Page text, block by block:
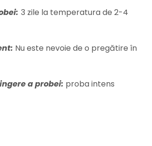
3 zile la temperatura de 2-4
Nu este nevoie de o pregătire în
a probei: proba intens